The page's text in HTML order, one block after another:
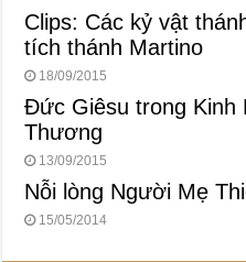
Clips: Các kỷ vật
tích thánh Martino
18/09/2015
Đức Giêsu trong Kinh
Thương
13/09/2015
Nỗi lòng Người Mẹ
15/05/2014